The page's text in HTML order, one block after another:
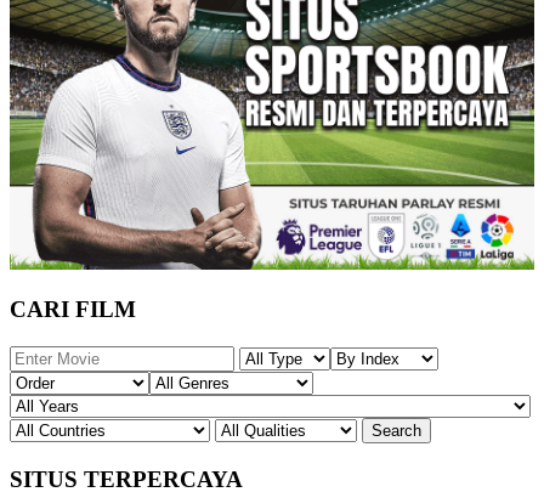
CARI FILM
SITUS TERPERCAYA